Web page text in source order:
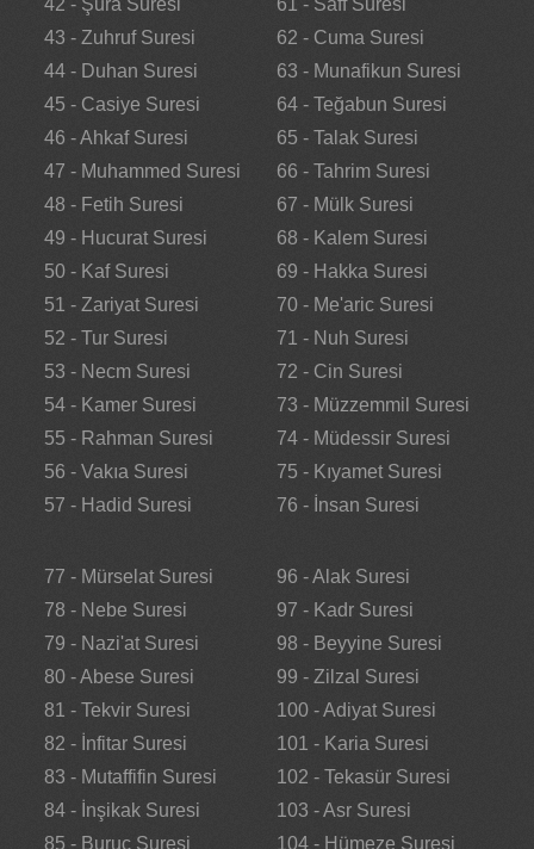
43 - Zuhruf Suresi
44 - Duhan Suresi
45 - Casiye Suresi
46 - Ahkaf Suresi
47 - Muhammed Suresi
48 - Fetih Suresi
49 - Hucurat Suresi
50 - Kaf Suresi
51 - Zariyat Suresi
52 - Tur Suresi
53 - Necm Suresi
54 - Kamer Suresi
55 - Rahman Suresi
56 - Vakıa Suresi
57 - Hadid Suresi
62 - Cuma Suresi
63 - Munafikun Suresi
64 - Teğabun Suresi
65 - Talak Suresi
66 - Tahrim Suresi
67 - Mülk Suresi
68 - Kalem Suresi
69 - Hakka Suresi
70 - Me'aric Suresi
71 - Nuh Suresi
72 - Cin Suresi
73 - Müzzemmil Suresi
74 - Müdessir Suresi
75 - Kıyamet Suresi
76 - İnsan Suresi
77 - Mürselat Suresi
78 - Nebe Suresi
79 - Nazi'at Suresi
80 - Abese Suresi
81 - Tekvir Suresi
82 - İnfitar Suresi
83 - Mutaffifin Suresi
84 - İnşikak Suresi
85 - Buruc Suresi
96 - Alak Suresi
97 - Kadr Suresi
98 - Beyyine Suresi
99 - Zilzal Suresi
100 - Adiyat Suresi
101 - Karia Suresi
102 - Tekasür Suresi
103 - Asr Suresi
104 - Hümeze Suresi